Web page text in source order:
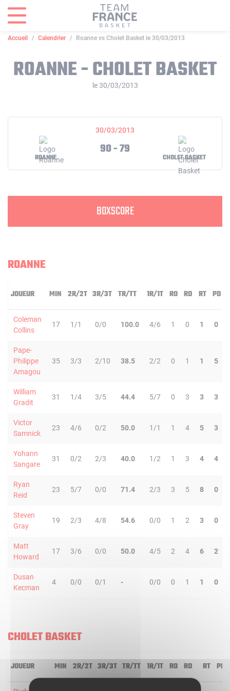
Accueil Calendrier Roanne vs Cholet Basket le 30/03/2013
ROANNE - CHOLET BASKET
le 30/03/2013
30/03/2013
ROANNE
90 - 79
CHOLET BASKET
BOXSCORE
ROANNE
JOUEUR MIN 2R/2T 3R/3T TR/TT 1R/1T RO RD RT PD
Coleman
Collins
17 1/1 0/0 100.0 4/6 1 0 1 0
Pape-
Philippe
Amagou
35 3/3 2/10 38.5 2/2 0 1 1 5
William
Gradit
31 1/4 3/5 44.4 5/7 0 3 3 3
Victor
Samnick
23 4/6 0/2 50.0 1/1 1 4 5 3
Yohann
Sangare
31 0/2 2/3 40.0 1/2 1 3 4 4
Ryan
Reid
23 5/7 0/0 71.4 2/3 3 5 8 0
Steven
Gray
19 2/3 4/8 54.6 0/0 1 2 3 0
Matt
Howard
17 3/6 0/0 50.0 4/5 2 4 6 2
Dusan
Kecman
4 0/0 0/1 - 0/0 0 1 1 0
CHOLET BASKET
JOUEUR MIN 2R/2T 3R/3T TR/TT 1R/1T RO RD RT PD
Panneau de gestion des cookies